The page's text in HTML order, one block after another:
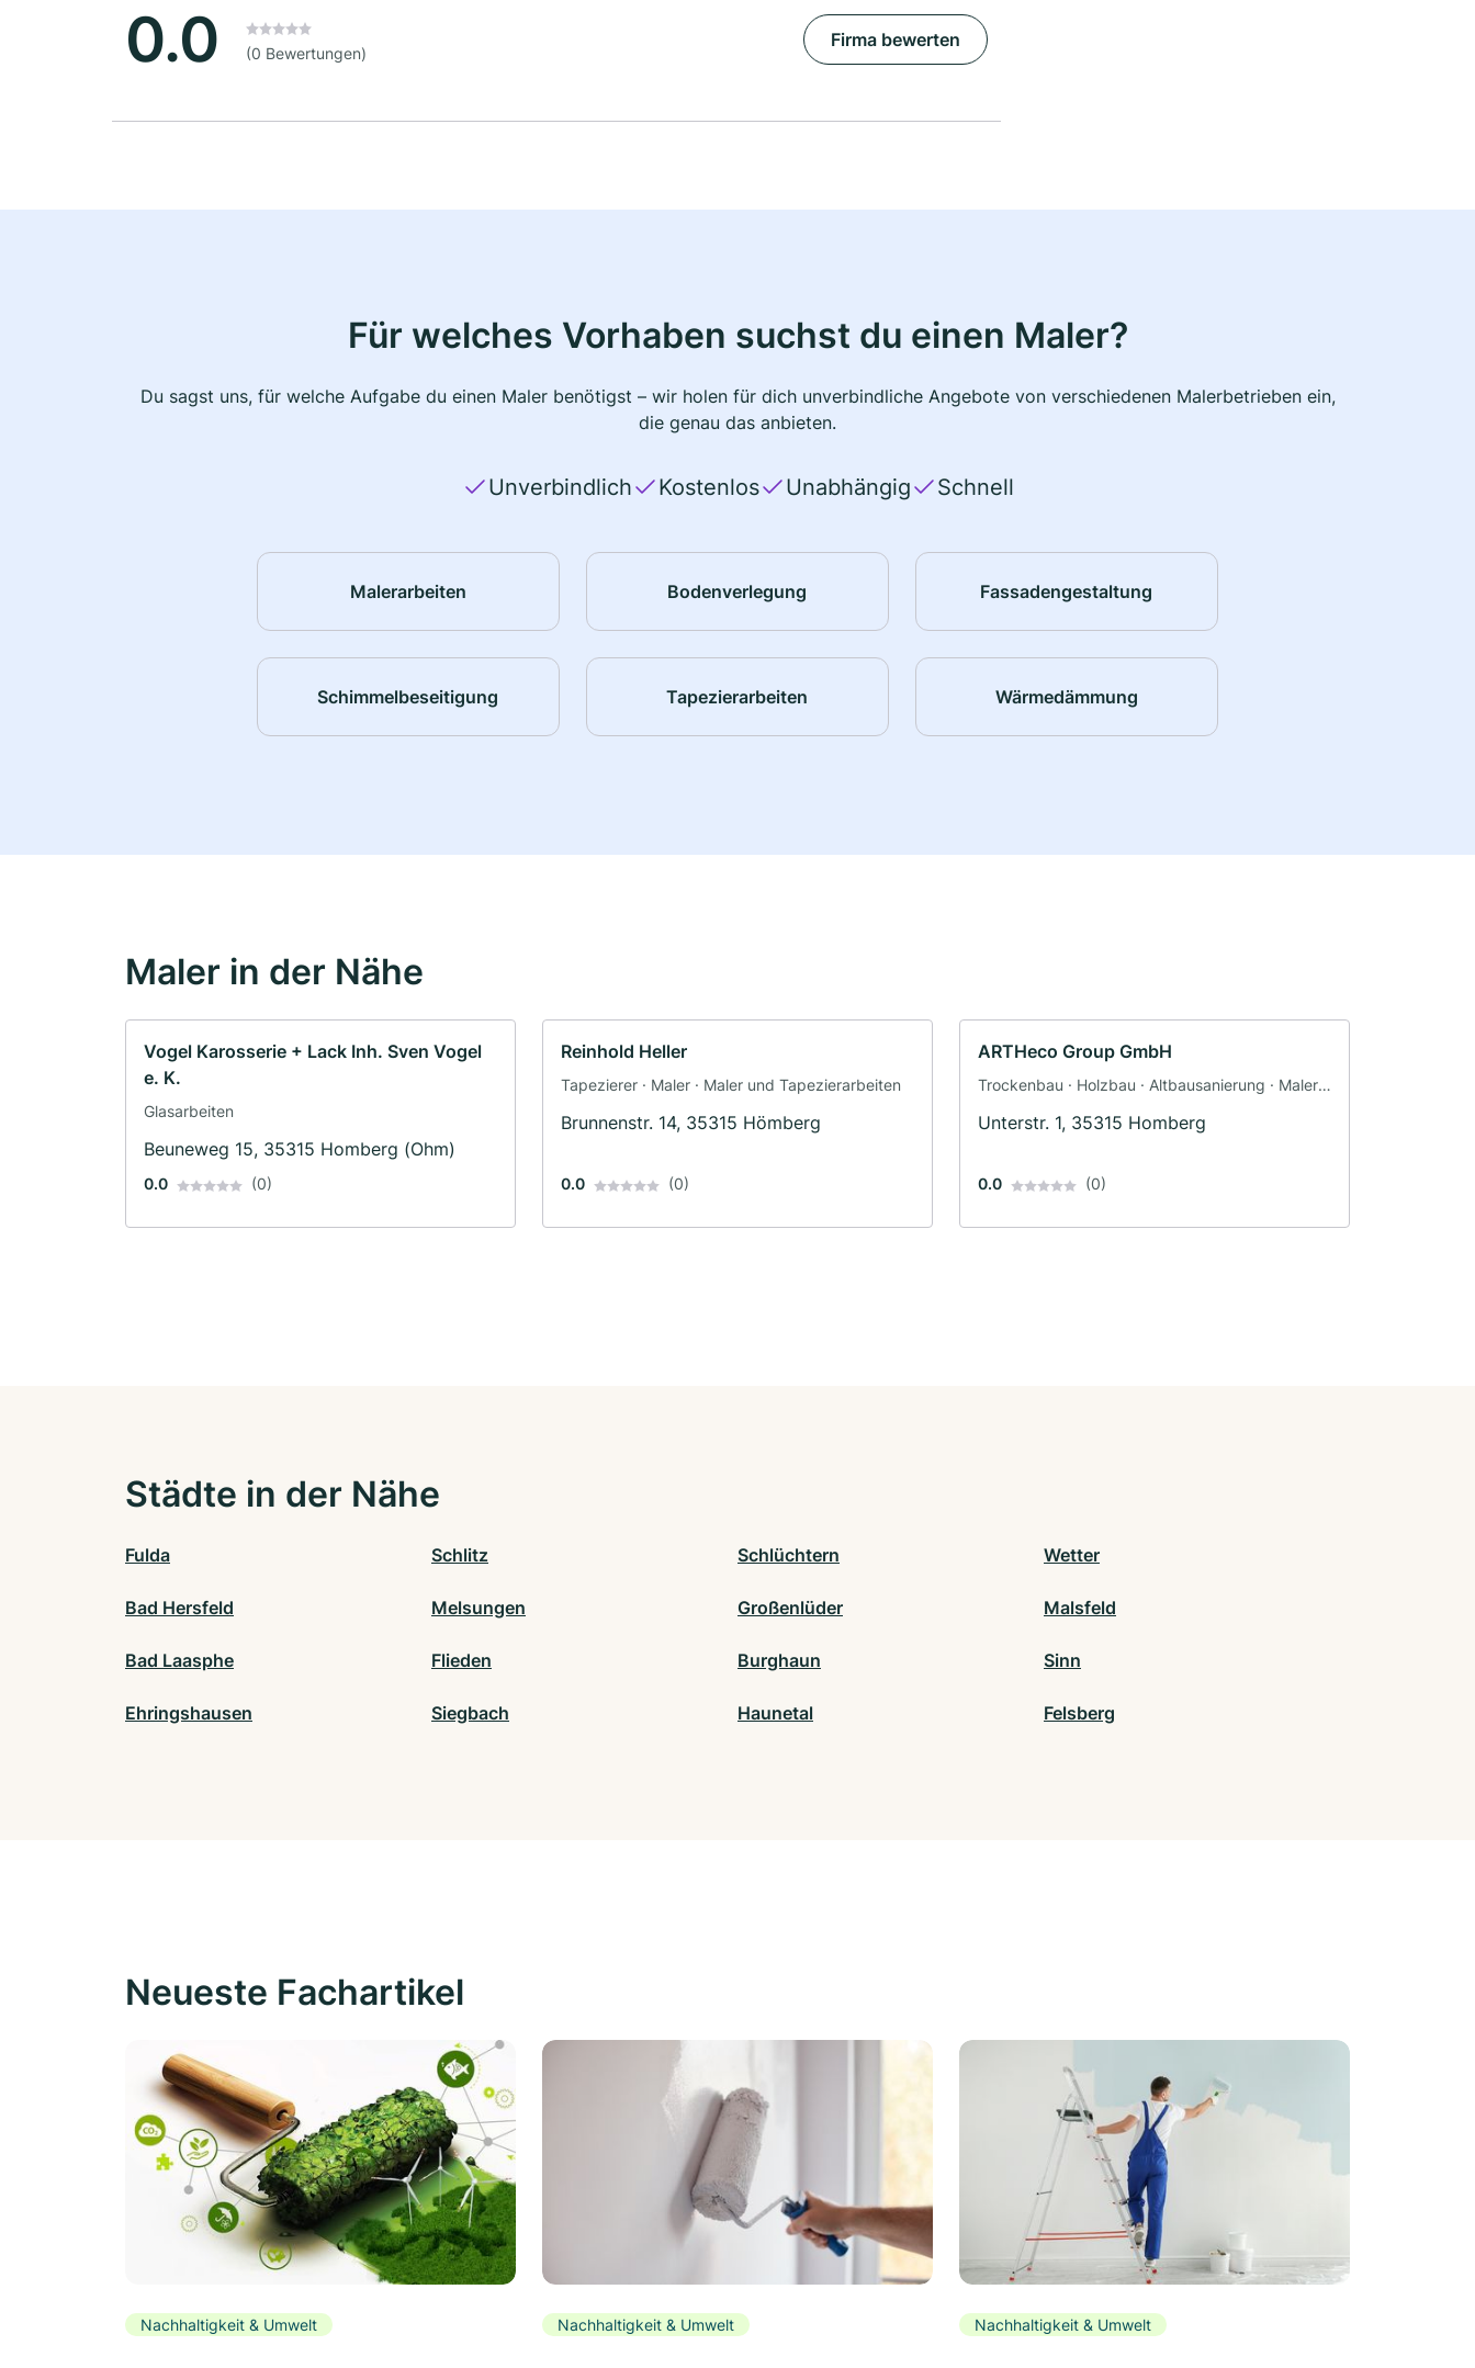
0.0 (0 Bewertungen)
Firma bewerten
Für welches Vorhaben suchst du einen Maler?
Du sagst uns, für welche Aufgabe du einen Maler benötigst – wir holen für dich unverbindliche Angebote von verschiedenen Malerbetrieben ein,
die genau das anbieten.
Unverbindlich Kostenlos Unabhängig Schnell
Malerarbeiten Bodenverlegung Fassadengestaltung
Schimmelbeseitigung Tapezierarbeiten Wärmedämmung
Maler in der Nähe
Vogel Karosserie + Lack Inh. Sven Vogel
e. K.
Glasarbeiten
Beuneweg 15, 35315 Homberg (Ohm)
0.0 (0)
Reinhold Heller
Tapezierer · Maler · Maler und Tapezierarbeiten
Brunnenstr. 14, 35315 Hömberg
0.0 (0)
ARTHeco Group GmbH
Trockenbau · Holzbau · Altbausanierung · Maler ·
Unterstr. 1, 35315 Homberg
0.0 (0)
Städte in der Nähe
Fulda Schlitz Schlüchtern Wetter
Bad Hersfeld Melsungen Großenlüder Malsfeld
Bad Laasphe Flieden Burghaun Sinn
Ehringshausen Siegbach Haunetal Felsberg
Neueste Fachartikel
Nachhaltigkeit & Umwelt Nachhaltigkeit & Umwelt Nachhaltigkeit & Umwelt